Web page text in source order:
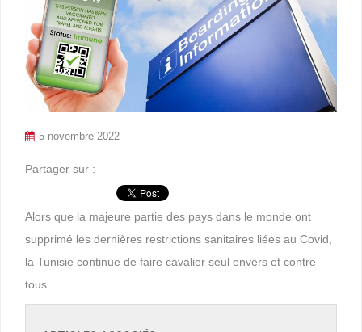
5 novembre 2022
Partager sur :
Alors que la majeure partie des pays dans le monde ont
supprimé les dernières restrictions sanitaires liées au Covid,
la Tunisie continue de faire cavalier seul envers et contre
tous.